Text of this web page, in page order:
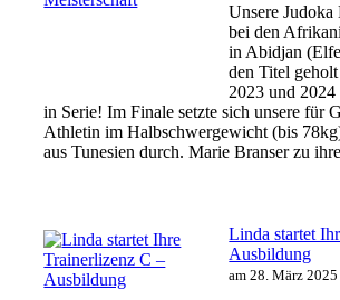
Unsere Judoka
bei den
in Abidjan
den Titel
2023 und
in Serie! Im Finale setzte sich unsere für
Athletin im Halbschwergewicht (bis
aus Tunesien durch. Marie Branser zu
Linda startet
Ausbildung
am 28. März 2025